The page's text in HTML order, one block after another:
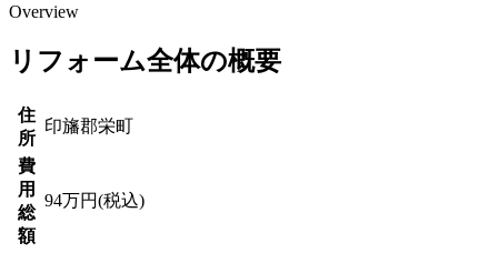
Overview
リフォーム全体の概要
住
所
印旛郡栄町
費
用
総
額
94万円(税込)